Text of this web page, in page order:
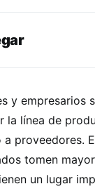
y empresarios
la línea de
a proveedores.
tomen
un lugar